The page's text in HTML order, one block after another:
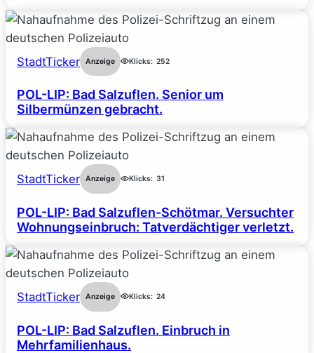
StadtTicker Anzeige Klicks: 252
POL-LIP: Bad Salzuflen. Senior um
Silbermünzen gebracht.
StadtTicker Anzeige Klicks: 31
POL-LIP: Bad Salzuflen-Schötmar. Versuchter
Wohnungseinbruch: Tatverdächtiger verletzt.
StadtTicker Anzeige Klicks: 24
POL-LIP: Bad Salzuflen. Einbruch in
Mehrfamilienhaus.